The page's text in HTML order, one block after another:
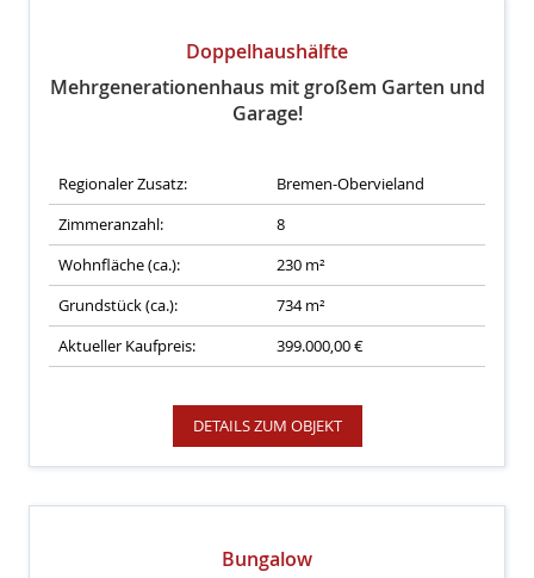
Doppelhaushälfte
Mehrgenerationenhaus mit großem Garten und
Garage!
Regionaler Zusatz:
Bremen-Obervieland
Zimmeranzahl:
8
Wohnfläche (ca.):
230 m²
Grundstück (ca.):
734 m²
Aktueller Kaufpreis:
399.000,00 €
DETAILS ZUM OBJEKT
Bungalow